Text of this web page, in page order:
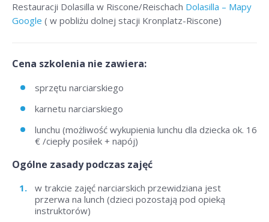
Restauracji Dolasilla w Riscone/Reischach Dolasilla – Mapy
Google ( w pobliżu dolnej stacji Kronplatz-Riscone)
Cena szkolenia nie zawiera:
sprzętu narciarskiego
karnetu narciarskiego
lunchu (możliwość wykupienia lunchu dla dziecka ok. 16
€ /ciepły posiłek + napój)
Ogólne zasady podczas zajęć
w trakcie zajęć narciarskich przewidziana jest
przerwa na lunch (dzieci pozostają pod opieką
instruktorów)